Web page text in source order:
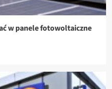
w panele fotowoltaiczne